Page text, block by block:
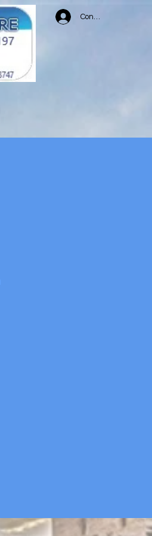
Conectează-te